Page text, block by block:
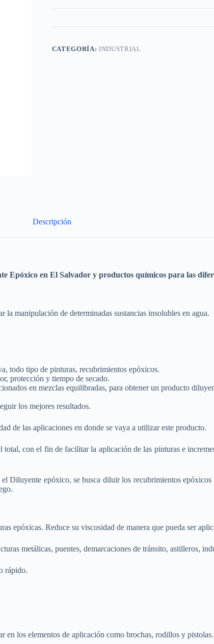
CATEGORÍA: INDUSTRIAL
Descripción
Epóxico en El Salvador y productos químicos para las
manipulación de determinadas sustancias insolubles en agua.
todo tipo de pinturas, recubrimientos epóxicos.
protección y tiempo de secado.
en mezclas equilibradas, para obtener un producto
los mejores resultados.
de las aplicaciones en donde se vaya a utilizar este producto.
con el fin de facilitar la aplicación de las pinturas e
Diluyente epóxico, se busca diluir los recubrimientos
epóxicas. Reduce su viscosidad de manera que pueda ser
metálicas, puentes, demarcaciones de tránsito, astilleros,
rápido.
en los elementos de aplicación como brochas, rodillos y pistolas.